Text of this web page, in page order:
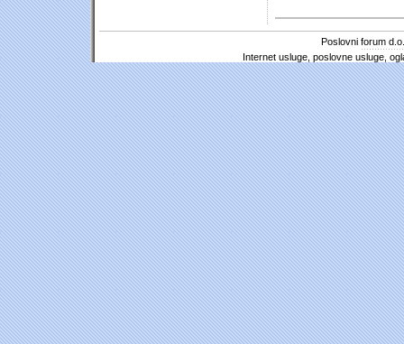
Poslovni forum
Internet usluge, poslovne usluge,